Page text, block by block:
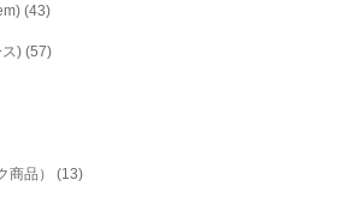
(43)
ス) (57)
商品） (13)